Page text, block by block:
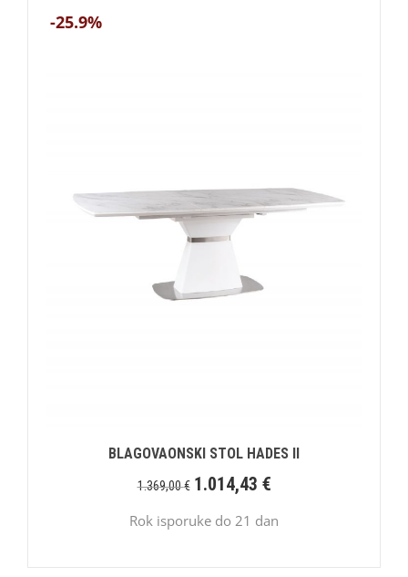
-25.9%
BLAGOVAONSKI STOL HADES II
1.369,00€ 1.014,43 €
Rok isporuke do 21 dan